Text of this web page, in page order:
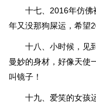
十七、2016年仿
年又没那狗屎运，希望
十八、小时候，见
曼妙的身材，好像天使
叫镜子！
十九、爱笑的女孩